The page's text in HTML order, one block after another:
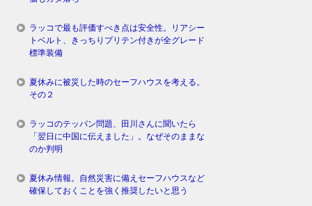
ラッコで最も評価すべき点は安全性。リアシー
トベルト、きっちりプリテン付きが全グレード
標準装備
夏休みに被災した時のセーフハウスを考える。
その２
ラッコのテッパン問題、田川さんに聞いたら
「翌日に中国に伝えました」。なぜそのままな
のか判明
夏休み情報。自然災害に備えセーフハウスなど
確保しておくことを強く推奨したいと思う